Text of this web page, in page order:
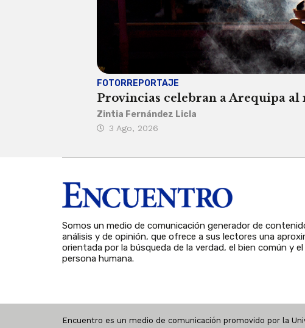
FOTORREPORTAJE
Provincias celebran a Arequipa
Zintia Fernández Licla
3 Ago, 2026
Somos un medio de comunicación generador de
análisis y de opinión, que ofrece a sus lectores una
orientada por la búsqueda de la verdad, el bien común y
persona humana.
Encuentro es un medio de comunicación promovido por la